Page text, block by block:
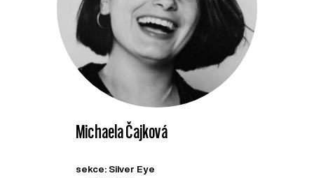
Michaela Čajková
sekce: Silver Eye